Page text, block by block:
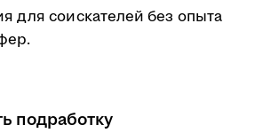
для соискателей без опыта
подработку